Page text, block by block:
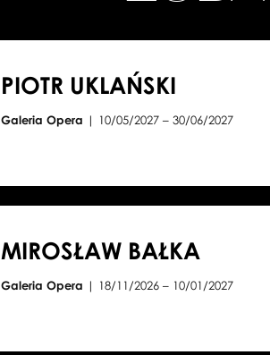
PIOTR UKLAŃSKI
Galeria Opera | 10/05/2027 – 30/06/2027
MIROSŁAW BAŁKA
Galeria Opera | 18/11/2026 – 10/01/2027